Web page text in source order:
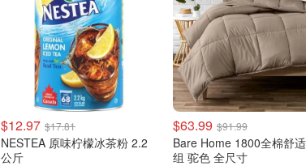
$12.97 $17.81
NESTEA 原味柠檬冰茶粉 2.2
公斤
$63.99 $91.99
Bare Home 1800全棉舒
组 驼色 全尺寸